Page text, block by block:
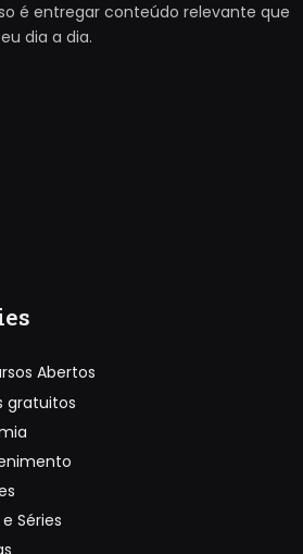
é entregar conteúdo relevante que
dia a dia.
Abertos
gratuitos
Séries